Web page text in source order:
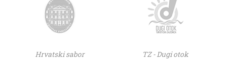
Hrvatski sabor TZ - Dugi otok